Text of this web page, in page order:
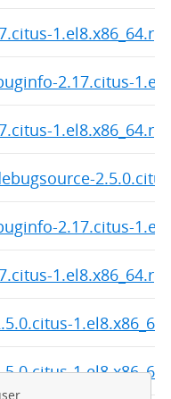
2.17.citus-
2.17.citus-